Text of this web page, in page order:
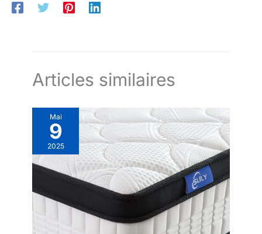
Articles similaires
Mai
9
2025